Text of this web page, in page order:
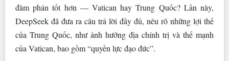
đàm phán tốt hơn — Vatican hay Trung Quốc? Lần này,
DeepSeek đã đưa ra câu trả lời đầy đủ, nêu rõ những lợi thế
của Trung Quốc, như ảnh hưởng địa chính trị và thế mạnh
của Vatican, bao gồm “quyền lực đạo đức”.